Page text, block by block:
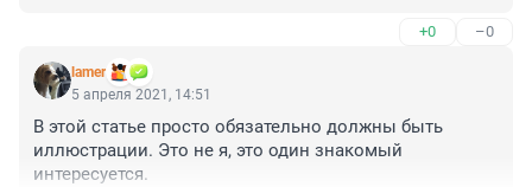
+0 –0
lamer
5 апреля 2021, 14:51
В этой статье просто обязательно должны быть
иллюстрации. Это не я, это один знакомый
интересуется.